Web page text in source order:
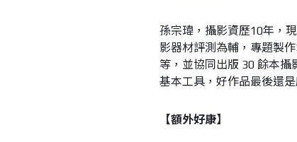
孫宗瑋，攝影資歷10年，
影器材評測為輔，專題製
等，並協同出版 30 餘本
基本工具，好作品最後還
【額外好康】